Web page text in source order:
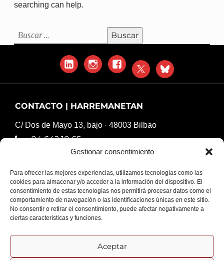
Gestionar consentimiento
Para ofrecer las mejores experiencias, utilizamos tecnologías como las
cookies para almacenar y/o acceder a la información del dispositivo. El
consentimiento de estas tecnologías nos permitirá procesar datos como el
comportamiento de navegación o las identificaciones únicas en este sitio.
No consentir o retirar el consentimiento, puede afectar negativamente a
ciertas características y funciones.
Aceptar
searching can help.
Buscar:
LinkedInInstagramFacebook
X
Blue
Sky
CONTACTO | HARREMANETAN
C/ Dos de Mayo 13, bajo · 48003 Bilbao
94 642 10 65
komunikazioa@harresiakapurtuz.org
COLABORA | KOLABORATZAILEAK